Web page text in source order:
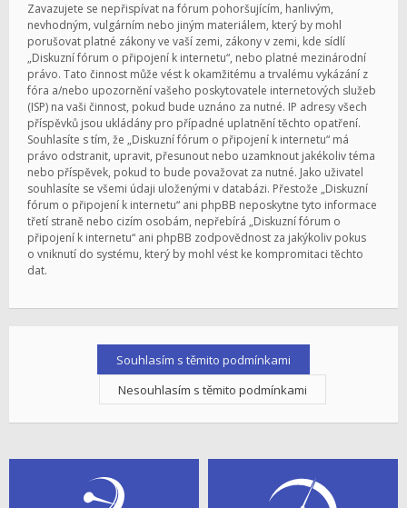
Zavazujete se nepřispívat na fórum pohoršujícím, hanlivým,
nevhodným, vulgárním nebo jiným materiálem, který by mohl
porušovat platné zákony ve vaší zemi, zákony v zemi, kde sídlí
„Diskuzní fórum o připojení k internetu“, nebo platné mezinárodní
právo. Tato činnost může vést k okamžitému a trvalému vykázání z
fóra a/nebo upozornění vašeho poskytovatele internetových služeb
(ISP) na vaši činnost, pokud bude uznáno za nutné. IP adresy všech
příspěvků jsou ukládány pro případné uplatnění těchto opatření.
Souhlasíte s tím, že „Diskuzní fórum o připojení k internetu“ má
právo odstranit, upravit, přesunout nebo uzamknout jakékoliv téma
nebo příspěvek, pokud to bude považovat za nutné. Jako uživatel
souhlasíte se všemi údaji uloženými v databázi. Přestože „Diskuzní
fórum o připojení k internetu“ ani phpBB neposkytne tyto informace
třetí straně nebo cizím osobám, nepřebírá „Diskuzní fórum o
připojení k internetu“ ani phpBB zodpovědnost za jakýkoliv pokus
o vniknutí do systému, který by mohl vést ke kompromitaci těchto
dat.